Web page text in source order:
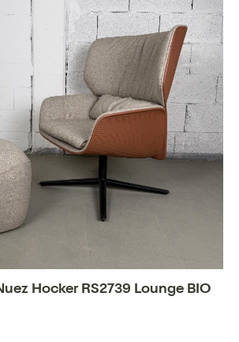
Hocker RS2739 Lounge BIO